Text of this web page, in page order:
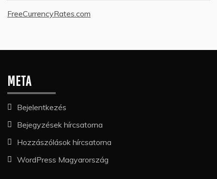
FreeCurrencyRates.com
META
Bejelentkezés
Bejegyzések hírcsatorna
Hozzászólások hírcsatorna
WordPress Magyarország